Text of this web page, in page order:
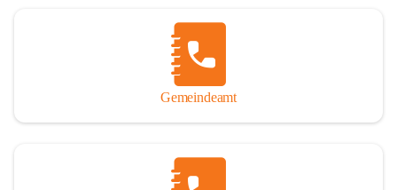
Gemeindeamt